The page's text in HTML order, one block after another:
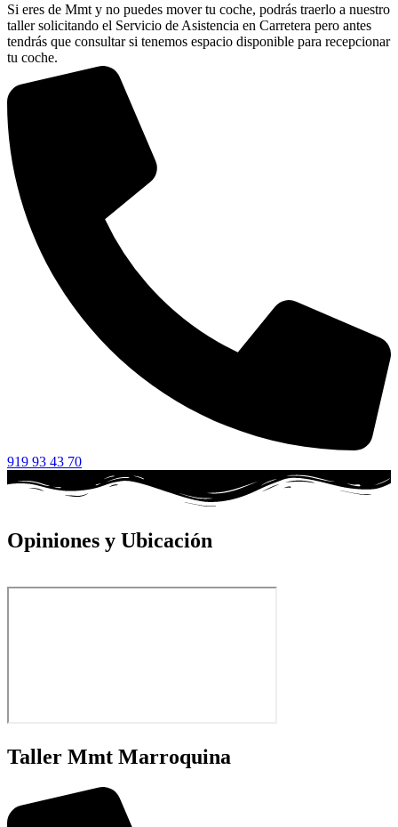
Si eres de Mmt y no puedes mover tu coche, podrás traerlo a nuestro
taller solicitando el Servicio de Asistencia en Carretera pero antes
tendrás que consultar si tenemos espacio disponible para recepcionar
tu coche.
919 93 43 70
Opiniones y Ubicación
Taller Mmt Marroquina